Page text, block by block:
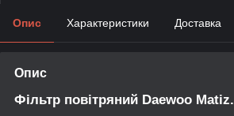
Опис Характеристики Доставка
Опис
Фільтр повітряний Daewoo Matiz.